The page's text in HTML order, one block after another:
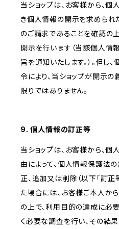
当ショップは、お客様から、
き個人情報の開示を求められ
のご請求であることを確認の
開示を行います（当該個人情
旨を通知いたします。）。但し
令により、当ショップが開示
限りではありません。
9. 個人情報の訂正等
当ショップは、お客様から、
由によって、個人情報保護法
正、追加又は削除（以下「訂正
た場合には、お客様ご本人か
の上で、利用目的の達成に必
く必要な調査を行い、その結